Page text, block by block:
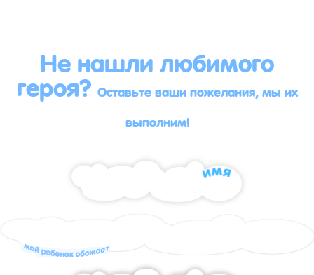
Не нашли любимого
героя?Оставьте ваши пожелания, мы их
выполним!